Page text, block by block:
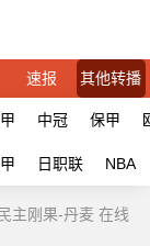
速报 其他转播
中冠 保甲
日职联 NBA
主刚果-丹麦 在线